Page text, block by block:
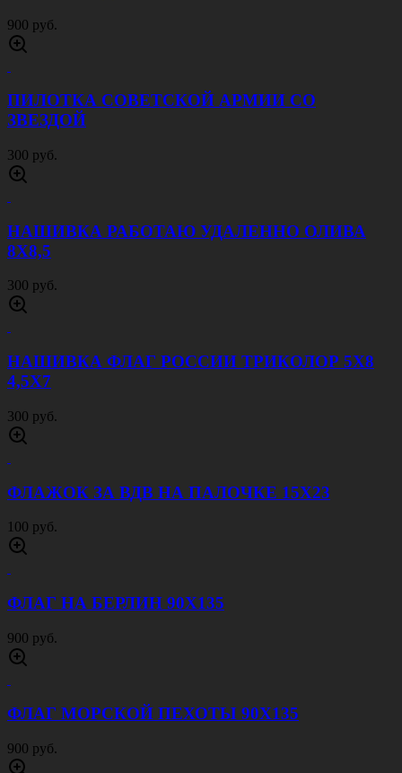
900 руб.
ПИЛОТКА СОВЕТСКОЙ АРМИИ CО
ЗВЕЗДОЙ
300 руб.
НАШИВКА РАБОТАЮ УДАЛЕННО ОЛИВА
8Х8,5
300 руб.
НАШИВКА ФЛАГ РОССИИ ТРИКОЛОР 5Х8
4,5Х7
300 руб.
ФЛАЖОК ЗА ВДВ НА ПАЛОЧКЕ 15Х23
100 руб.
ФЛАГ НА БЕРЛИН 90Х135
900 руб.
ФЛАГ МОРСКОЙ ПЕХОТЫ 90Х135
900 руб.